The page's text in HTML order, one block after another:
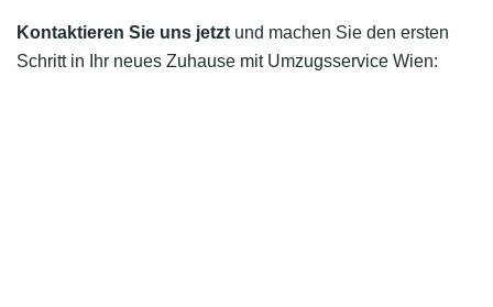
Kontaktieren Sie uns jetzt und machen Sie den ersten
Schritt in Ihr neues Zuhause mit Umzugsservice Wien: